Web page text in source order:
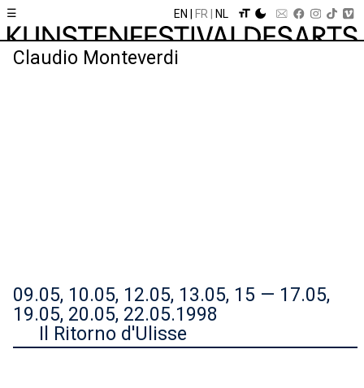
☰ EN FR NL
Claudio Monteverdi
09.05, 10.05, 12.05, 13.05, 15 — 17.05,
19.05, 20.05, 22.05.1998
Il Ritorno d'Ulisse